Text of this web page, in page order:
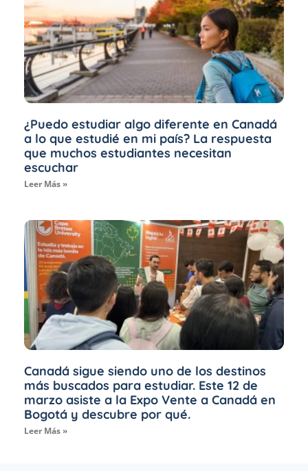
¿Puedo estudiar algo diferente en Canadá
a lo que estudié en mi país? La respuesta
que muchos estudiantes necesitan
escuchar
Leer Más »
Canadá sigue siendo uno de los destinos
más buscados para estudiar. Este 12 de
marzo asiste a la Expo Vente a Canadá en
Bogotá y descubre por qué.
Leer Más »